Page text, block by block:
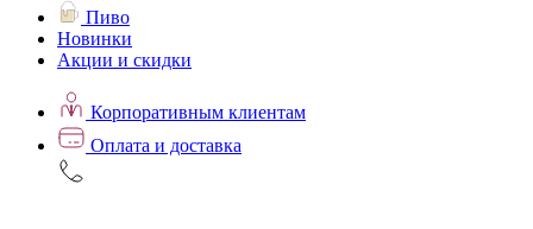
Пиво
Новинки
Акции и скидки
Корпоративным клиентам
Оплата и доставка